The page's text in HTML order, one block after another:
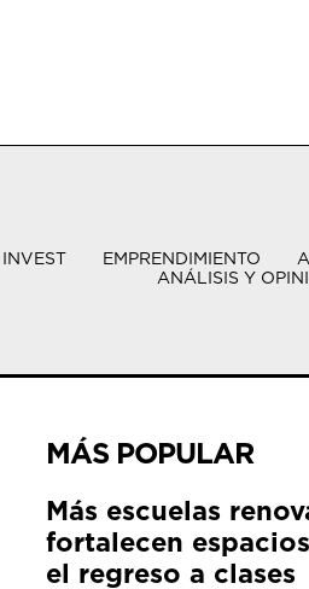
INVEST EMPRENDIMIENTO
ANÁLISIS Y
MÁS POPULAR
Más escuelas
fortalecen
el regreso a clases